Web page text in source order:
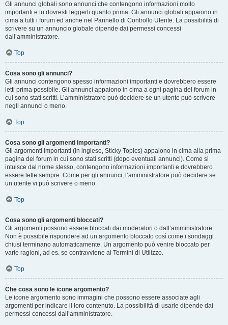
Gli annunci globali sono annunci che contengono informazioni molto
importanti e tu dovresti leggerli quanto prima. Gli annunci globali appaiono in
cima a tutti i forum ed anche nel Pannello di Controllo Utente. La possibilità di
scrivere su un annuncio globale dipende dai permessi concessi
dall’amministratore.
Top
Cosa sono gli annunci?
Gli annunci contengono spesso informazioni importanti e dovrebbero essere
letti prima possibile. Gli annunci appaiono in cima a ogni pagina del forum in
cui sono stati scritti. L’amministratore può decidere se un utente può scrivere
negli annunci o meno.
Top
Cosa sono gli argomenti importanti?
Gli argomenti importanti (in inglese, Sticky Topics) appaiono in cima alla prima
pagina del forum in cui sono stati scritti (dopo eventuali annunci). Come si
intuisce dal nome stesso, contengono informazioni importanti e dovrebbero
essere lette sempre. Come per gli annunci, l’amministratore può decidere se
un utente vi può scrivere o meno.
Top
Cosa sono gli argomenti bloccati?
Gli argomenti possono essere bloccati dai moderatori o dall’amministratore.
Non è possibile rispondere ad un argomento bloccato così come i sondaggi
chiusi terminano automaticamente. Un argomento può venire bloccato per
varie ragioni, ad es. se contravviene ai Termini di Utilizzo.
Top
Che cosa sono le icone argomento?
Le icone argomento sono immagini che possono essere associate agli
argomenti per indicare il loro contenuto. La possibilità di usarle dipende dai
permessi concessi dall’amministratore.